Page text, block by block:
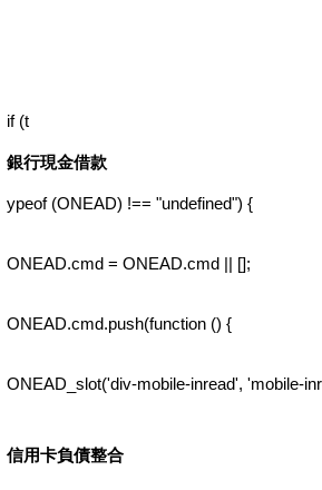
if (t
銀行現金借款
ypeof (ONEAD) !== "undefined") {
ONEAD.cmd = ONEAD.cmd || [];
ONEAD.cmd.push(function () {
ONEAD_slot('div-mobile-inread', 'mobile-
信用卡負債整合